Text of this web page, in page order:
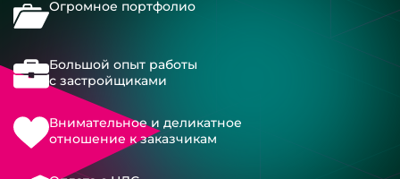
Огромное портфолио
Большой опыт работы
с застройщиками
Внимательное и деликатное
отношение к заказчикам